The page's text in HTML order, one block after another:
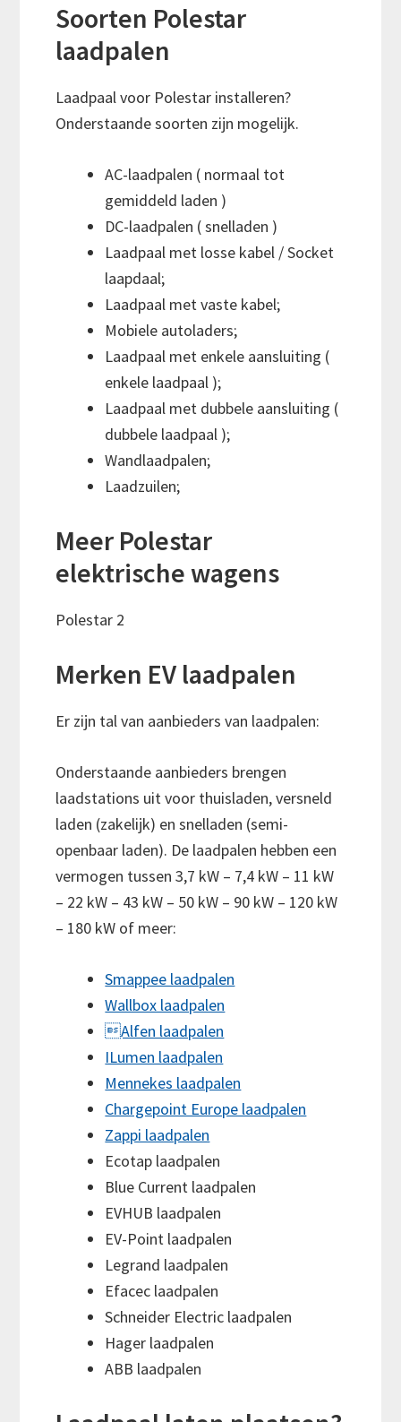
Soorten Polestar
laadpalen
Laadpaal voor Polestar installeren?
Onderstaande soorten zijn mogelijk.
AC-laadpalen ( normaal tot
gemiddeld laden )
DC-laadpalen ( snelladen )
Laadpaal met losse kabel / Socket
laapdaal;
Laadpaal met vaste kabel;
Mobiele autoladers;
Laadpaal met enkele aansluiting (
enkele laadpaal );
Laadpaal met dubbele aansluiting (
dubbele laadpaal );
Wandlaadpalen;
Laadzuilen;
Meer Polestar
elektrische wagens
Polestar 2
Merken EV laadpalen
Er zijn tal van aanbieders van laadpalen:
Onderstaande aanbieders brengen
laadstations uit voor thuisladen, versneld
laden (zakelijk) en snelladen (semi-
openbaar laden). De laadpalen hebben een
vermogen tussen 3,7 kW – 7,4 kW – 11 kW
– 22 kW – 43 kW – 50 kW – 90 kW – 120 kW
– 180 kW of meer:
Smappee laadpalen
Wallbox laadpalen
Alfen laadpalen
ILumen laadpalen
Mennekes laadpalen
Chargepoint Europe laadpalen
Zappi laadpalen
Ecotap laadpalen
Blue Current laadpalen
EVHUB laadpalen
EV-Point laadpalen
Legrand laadpalen
Efacec laadpalen
Schneider Electric laadpalen
Hager laadpalen
ABB laadpalen